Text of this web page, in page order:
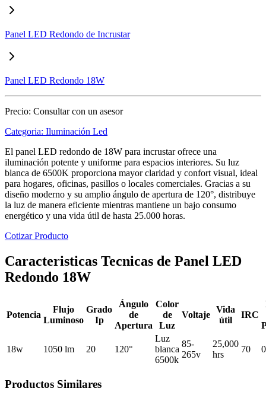
Panel LED Redondo de Incrustar
Panel LED Redondo 18W
Precio: Consultar con un asesor
Categoria: Iluminación Led
El panel LED redondo de 18W para incrustar ofrece una
iluminación potente y uniforme para espacios interiores. Su luz
blanca de 6500K proporciona mayor claridad y confort visual, ideal
para hogares, oficinas, pasillos o locales comerciales. Gracias a su
diseño moderno y su amplio ángulo de apertura de 120°, distribuye
la luz de manera eficiente mientras mantiene un bajo consumo
energético y una vida útil de hasta 25.000 horas.
Cotizar Producto
Caracteristicas Tecnicas de Panel LED
Redondo 18W
Potencia
Flujo
Luminoso
Grado
Ip
Ángulo
de
Apertura
Color
de
Luz
Voltaje
Vida
útil
IRC
18w 1050 lm 20 120°
Luz
blanca
6500k
85-
265v
25,000
hrs
70
Productos Similares